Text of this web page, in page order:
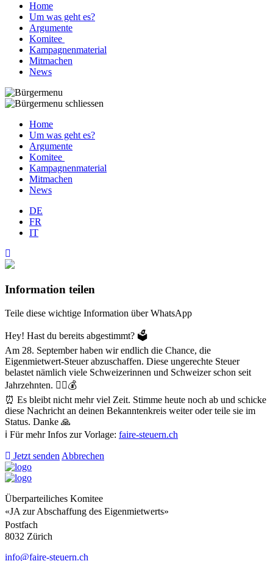
Home
Um was geht es?
Argumente
Komitee
Kampagnenmaterial
Mitmachen
News
Home
Um was geht es?
Argumente
Komitee
Kampagnenmaterial
Mitmachen
News
DE
FR
IT
Information teilen
Teile diese wichtige Information über WhatsApp
Hey! Hast du bereits abgestimmt? 🗳️
Am 28. September haben wir endlich die Chance, die
Eigenmietwert-Steuer abzuschaffen. Diese ungerechte Steuer
belastet nämlich viele Schweizerinnen und Schweizer schon seit
Jahrzehnten. 😮‍💨💰
⏰ Es bleibt nicht mehr viel Zeit. Stimme heute noch ab und schicke
diese Nachricht an deinen Bekanntenkreis weiter oder teile sie im
Status. Danke 🙏
ℹ️ Für mehr Infos zur Vorlage: faire-steuern.ch
Jetzt senden Abbrechen
Überparteiliches Komitee
«JA zur Abschaffung des Eigenmietwerts»
Postfach
8032 Zürich
info@faire-steuern.ch